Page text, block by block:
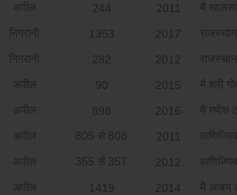
अपील 244 2011 मै
निगरानी 1353 2017
निगरानी 282 2012
अपील 90 2015 मै श्री
अपील 898 2016 मै गणेश
अपील 805 से 808 2011
अपील 355 से 357 2012
अपील 1419 2014 मै अजय